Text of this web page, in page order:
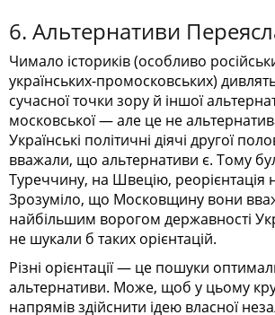
6. Альтернативи
Чимало істориків (особливо
українських-промосковських)
сучасної точки зору й іншої
московської — але це не
Українські політичні діячі другої
вважали, що альтернативи є. Тому
Туреччину, на Швецію, реорієнтація
Зрозуміло, що Московщину вони
найбільшим ворогом державності
не шукали б таких орієнтацій.
Різні орієнтації — це пошуки
альтернативи. Може, щоб у цьому
напрямів здійснити ідею власної